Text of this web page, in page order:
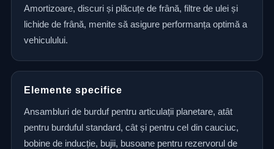
Amortizoare, discuri și plăcuțe de frână, filtre de ulei și
lichide de frână, menite să asigure performanța optimă a
vehiculului.
Elemente specifice
Ansambluri de burduf pentru articulații planetare, atât
pentru burduful standard, cât și pentru cel din cauciuc,
bobine de inducție, bujii, busoane pentru rezervorul de